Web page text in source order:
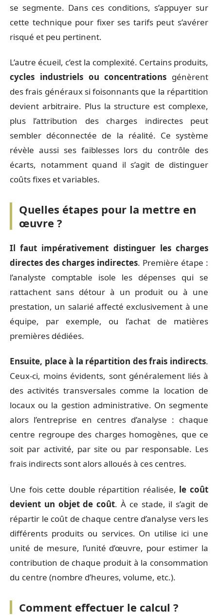
se segmente. Dans ces conditions, s’appuyer sur
cette technique pour fixer ses tarifs peut s’avérer
risqué et peu pertinent.
L’autre écueil, c’est la complexité. Certains produits,
cycles industriels ou concentrations génèrent
des frais généraux si foisonnants que la répartition
devient arbitraire. Plus la structure est complexe,
plus l’attribution des charges indirectes peut
sembler déconnectée de la réalité. Ce système
révèle aussi ses faiblesses lors du contrôle des
écarts, notamment quand il s’agit de distinguer
coûts fixes et variables.
Quelles étapes pour la mettre en
œuvre ?
Il faut impérativement distinguer les charges
directes des charges indirectes. Première étape :
l’analyste comptable isole les dépenses qui se
rattachent sans détour à un produit ou à une
prestation, un salarié affecté exclusivement à une
équipe, par exemple, ou l’achat de matières
premières dédiées.
Ensuite, place à la répartition des frais indirects.
Ceux-ci, moins évidents, sont généralement liés à
des activités transversales comme la location de
locaux ou la gestion administrative. On segmente
alors l’entreprise en centres d’analyse : chaque
centre regroupe des charges homogènes, que ce
soit par activité, par site ou par responsable. Les
frais indirects sont alors alloués à ces centres.
Une fois cette double répartition réalisée, le coût
devient un objet de coût. À ce stade, il s’agit de
répartir le coût de chaque centre d’analyse vers les
différents produits ou services. On utilise ici une
unité de mesure, l’unité d’œuvre, pour estimer la
contribution de chaque produit à la consommation
du centre (nombre d’heures, volume, etc.).
Comment effectuer le calcul ?